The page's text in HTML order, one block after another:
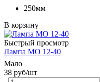
250мм
В корзину
Быстрый просмотр
Лампа МО 12-40
Мало
38 руб/шт